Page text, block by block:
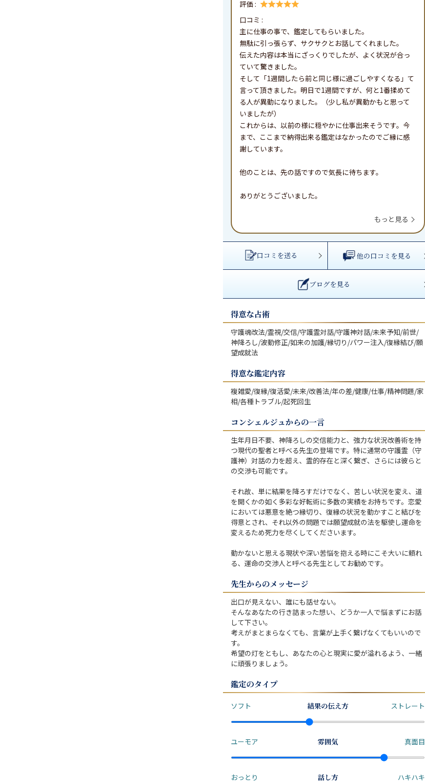
評価 :
口コミ :
主に仕事の事で、鑑定してもらいました。
無駄に引っ張らず、サクサクとお話してくれました。
伝えた内容は本当にざっくりでしたが、よく状況が合っ
ていて驚きました。
そして「1週間したら前と同じ様に過ごしやすくなる」て
言って頂きました。明日で1週間ですが、何と1番揉めて
る人が異動になりました。（少し私が異動かもと思って
いましたが）
これからは、以前の様に穏やかに仕事出来そうです。今
まで、ここまで納得出来る鑑定はなかったのでご縁に感
謝しています。
他のことは、先の話ですので気長に待ちます。
ありがとうございました。
もっと見る
口コミを送る 他の口コミを見る
ブログを見る
得意な占術
守護魂改法/霊視/交信/守護霊対話/守護神対話/未来予知/前世/
神降ろし/波動修正/如来の加護/縁切り/パワー注入/復縁結び/願
望成就法
得意な鑑定内容
複雑愛/復縁/復活愛/未来/改善法/年の差/健康/仕事/精神問題/家
相/各種トラブル/起死回生
コンシェルジュからの一言
生年月日不要、神降ろしの交信能力と、強力な状況改善術を持
つ現代の聖者と呼べる先生の登場です。特に通常の守護霊（守
護神）対話の力を超え、霊的存在と深く繋ぎ、さらには彼らと
の交渉も可能です。
それ故、単に結果を降ろすだけでなく、苦しい状況を変え、道
を開くかの如く多彩な好転術に多数の実績をお持ちです。恋愛
においては悪意を絶つ縁切り、復縁の状況を動かすこと結びを
得意とされ、それ以外の問題では願望成就の法を駆使し運命を
変えるため死力を尽くしてくださいます。
動かないと思える現状や深い苦悩を抱える時にこそ大いに頼れ
る、運命の交渉人と呼べる先生としてお勧めです。
先生からのメッセージ
出口が見えない、誰にも話せない。
そんなあなたの行き詰まった想い、どうか一人で悩まずにお話
して下さい。
考えがまとまらなくても、言葉が上手く繋げなくてもいいので
す。
希望の灯をともし、あなたの心と現実に愛が溢れるよう、一緒
に頑張りましょう。
鑑定のタイプ
ソフト 結果の伝え方 ストレート
ユーモア 雰囲気 真面目
おっとり 話し方 ハキハキ